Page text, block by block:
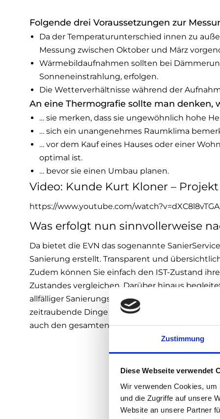
Zustimmung
Diese Webseite verwendet
Wir verwenden Cookies,
und die Zugriffe auf unsere
Website an unsere Partner
Folgende drei Voraussetzungen zur
Da der Temperaturunterschied innen zu
Messung zwischen Oktober und März
Wärmebildaufnahmen sollten bei
Sonneneinstrahlung, erfolgen.
Die Wetterverhältnisse während der
An eine Thermografie sollte man denken,
… sie merken, dass sie ungewöhnlich hohe
… sich ein unangenehmes Raumklima
… vor dem Kauf eines Hauses oder einer
optimal ist.
… bevor sie einen Umbau planen.
Video: Kunde Kurt Kloner –
https://www.youtube.com/
Was erfolgt nun sinnvollerweise
Da bietet die EVN das sogenannte
Sanierung erstellt. Transparent und
Zudem können Sie einfach den IST-Zustand
Zustandes vergleichen. Darüber hinaus
allfälliger Sanierungsmaßnahmen. Wie schön,
zeitraubende Dinge delegieren kann. Denn die
auch den gesamten Bauablauf.